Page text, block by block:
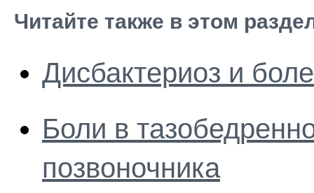
Читайте также в этом
Дисбактериоз и
Боли в
позвоночника